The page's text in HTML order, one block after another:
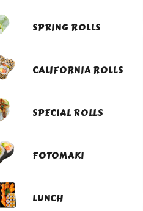
SPRING ROLLS
CALIFORNIA ROLLS
SPECIAL ROLLS
FOTOMAKI
LUNCH